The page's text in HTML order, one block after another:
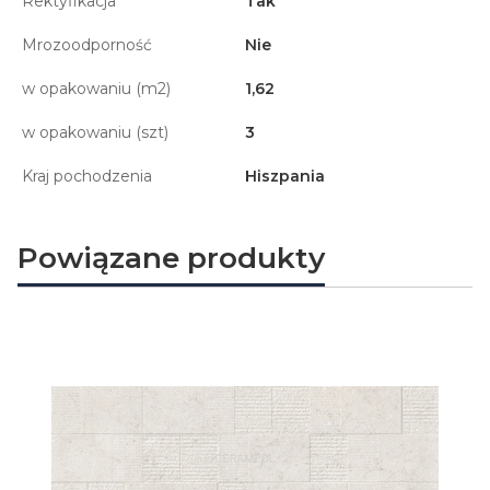
Mrozoodporność Nie
w opakowaniu (m2) 1,62
w opakowaniu (szt) 3
Kraj pochodzenia Hiszpania
Powiązane produkty